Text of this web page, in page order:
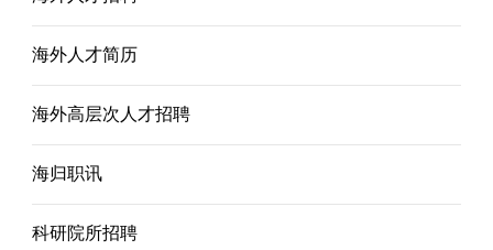
海外人才简历
海外高层次人才招聘
海归职讯
科研院所招聘